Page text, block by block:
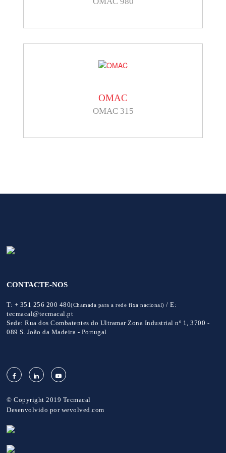
OMAC
OMAC 315
CONTACTE-NOS
T: + 351 256 200 480(Chamada para a rede fixa nacional) /E:
tecmacal@tecmacal.pt
Sede: Rua dos Combatentes do Ultramar Zona Industrial nº 1, 3700 -
089 S. João da Madeira - Portugal
© Copyright 2019 Tecmacal
Desenvolvido por wevolved.com